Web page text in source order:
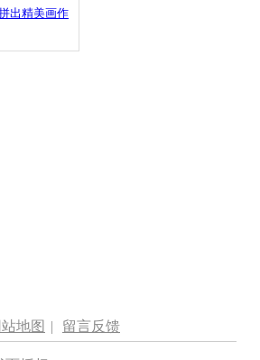
出精美画作
地图 | 留言反馈